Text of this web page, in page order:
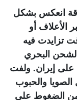
انعكس بشكل
الأعلاف أو
تزايدت فيه
البحري
على إيران. ولفت
الصويا والحبوب
من الضغوط على